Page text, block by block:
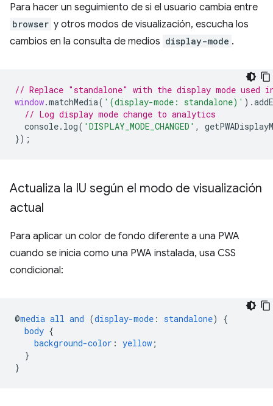
Para hacer un seguimiento de si el usuario cambia entre
browser y otros modos de visualización, escucha los
cambios en la consulta de medios display-mode .
// Replace "standalone" with the display mode used
window.matchMedia( '(display-mode: standalone)' ).
// Log display mode change to analytics
console. log( 'DISPLAY_MODE_CHANGED' ,
});
Actualiza la IU según el modo de visualización
actual
Para aplicar un color de fondo diferente a una PWA
cuando se inicia como una PWA instalada, usa CSS
condicional:
@media all and (display-mode : standalone)
{
body {
background-color : yellow ;
}
}